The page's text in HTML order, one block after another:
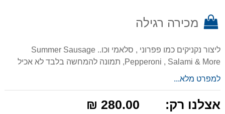
מכירה רגילה
ליצור נקניקים כמו פפרוני , סלאמי וכו.. Summer Sausage
,Pepperoni , Salami & More תמונה להמחשה בלבד לא אכיל
למפרט מלא...
אצלנו רק: 280.00 ₪